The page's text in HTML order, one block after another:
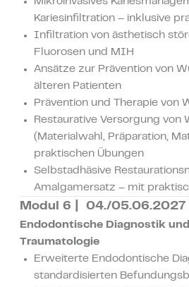
Kariesinfiltration – inklusive
Infiltration von ästhetisch
Fluorosen und MIH
Ansätze zur Prävention von
älteren Patienten
Prävention und Therapie von
Restaurative Versorgung von
(Materialwahl, Präparation,
praktischen Übungen
Selbstadhäsive
Amalgamersatz – mit
Modul 6 | 04./05.06.2027
Endodontische Diagnostik
Traumatologie
Erweiterte Endodontische
standardisierten